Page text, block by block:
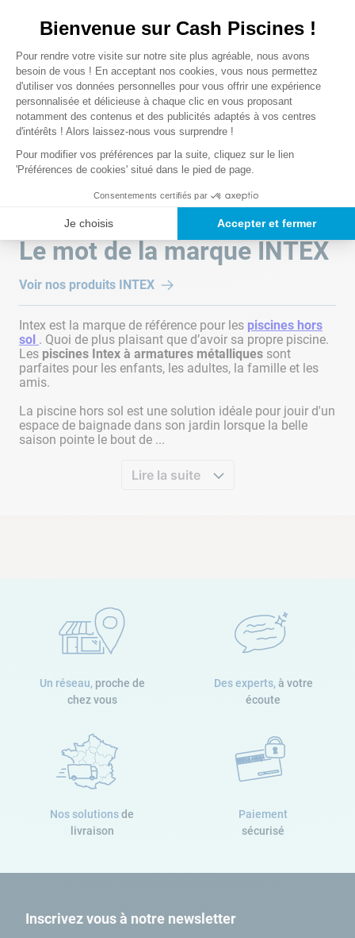
Veuillez vous connecter pour écrire un avis.
Le plus récent
Chargement des avis…
Le mot de la marque INTEX
Voir nos produits INTEX
Intex est la marque de référence pour les piscines hors
sol . Quoi de plus plaisant que d’avoir sa propre piscine.
Les piscines Intex à armatures métalliques sont
parfaites pour les enfants, les adultes, la famille et les
amis.
La piscine hors sol est une solution idéale pour jouir d'un
espace de baignade dans son jardin lorsque la belle
saison pointe le bout de ...
Lire la suite
Un réseau, proche de
chez vous
Des experts, à votre
écoute
Nos solutionsde
livraison
Paiement
sécurisé
Inscrivez vous à notre newsletter
Bienvenue sur Cash Piscines !
Plateforme de Gestion du
Pour rendre votre visite sur notre site plus agréable, nous avons
besoin de vous ! En acceptant nos cookies, vous nous permettez
d'utiliser vos données personnelles pour vous offrir une expérience
personnalisée et délicieuse à chaque clic en vous proposant
notamment des contenus et des publicités adaptés à vos centres
d'intérêts ! Alors laissez-nous vous surprendre !
Pour modifier vos préférences par la suite, cliquez sur le lien
'Préférences de cookies' situé dans le pied de page.
Consentements certifiés par
Je choisis Accepter et fermer
Axeptio consent